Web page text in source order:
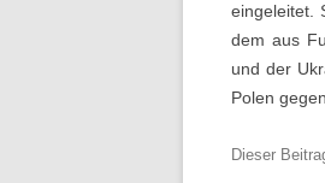
eingeleitet.
dem aus
und der
Polen
Dieser